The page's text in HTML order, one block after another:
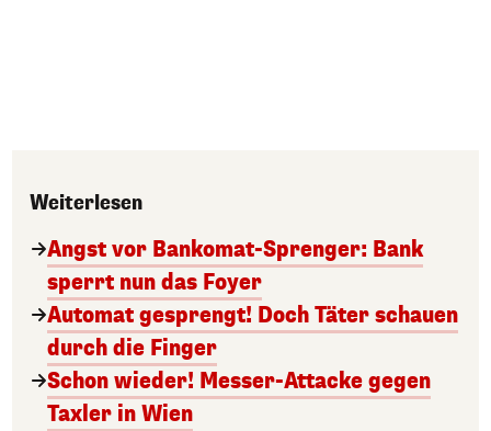
Weiterlesen
Angst vor Bankomat-Sprenger: Bank
sperrt nun das Foyer
Automat gesprengt! Doch Täter schauen
durch die Finger
Schon wieder! Messer-Attacke gegen
Taxler in Wien